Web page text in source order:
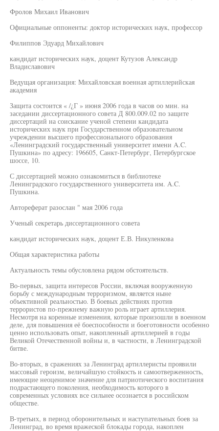
Фролов Михаил Иванович
Официальные оппоненты: доктор исторических наук, профессор
Филиппов Эдуард Михайлович
кандидат исторических наук, доцент Кутузов Александр
Владиславович
Ведущая организация: Михайловская военная артиллерийская
академия
Защита состоится « /¿Г » июня 2006 года в часов оо мин. на
заседании диссертационного совета Д 800.009.02 по защите
диссертаций на соискание ученой степени кандидата
исторических наук при Государственном образовательном
учреждении высшего профессионального образования
«Ленинградский государственный университет имени A.C.
Пушкина» по адресу: 196605, Санкт-Петербург, Петербургское
шоссе, 10.
С диссертацией можно ознакомиться в библиотеке
Ленинградского государственного университета им. A.C.
Пушкина.
Автореферат разослан " мая 2006 года
Ученый секретарь диссертационного совета
кандидат исторических наук, доцент Е.В. Никуленкова
Общая характеристика работы
Актуальность темы обусловлена рядом обстоятельств.
Во-первых, защита интересов России, включая вооруженную
борьбу с международным терроризмом, является ныне
объективной реальностью. В боевых действиях против
террористов по-прежнему важную роль играет артиллерия.
Несмотря на коренные изменения, которые произошли в военном
деле, для повышения её боеспособности и боеготовности особенно
ценно использовать опыт, накопленный артиллерией в годы
Великой Отечественной войны и, в частности, в Ленинградской
битве.
Во-вторых, в сражениях за Ленинград артиллеристы проявили
массовый героизм, величайшую стойкость и самоотверженность,
имеющие неоценимое значение для патриотического воспитания
подрастающего поколения, необходимость которого в
современных условиях все сильнее осознается в российском
обществе.
В-третьих, в период оборонительных и наступательных боев за
Ленинград, во время вражеской блокады города, накоплен